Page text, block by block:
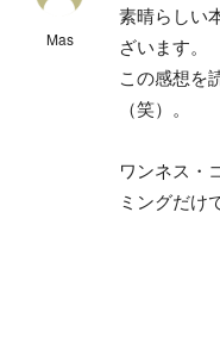
Mas
素晴らしい
ざいます。
この感想を
（笑）。
ワンネス・
ミングだけ